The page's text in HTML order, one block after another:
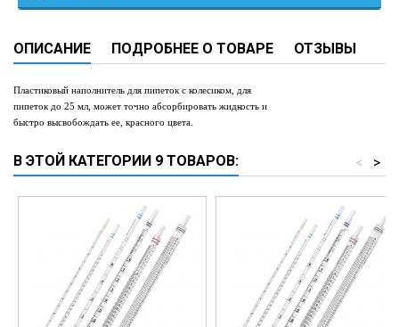
ОПИСАНИЕ ПОДРОБНЕЕ О ТОВАРЕ ОТЗЫВЫ
Пластиковый наполнитель для пипеток с колесиком для
пипеток до 25 мл, может точно абсорбировать жидкость и
быстро высвобождать ее, красного цвета.
В ЭТОЙ КАТЕГОРИИ 9 ТОВАРОВ: >
<